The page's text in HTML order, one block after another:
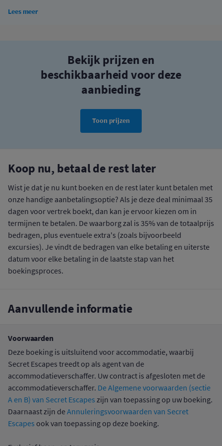
Lees meer
Bekijk prijzen en
beschikbaarheid voor deze
aanbieding
Toon prijzen
Koop nu, betaal de rest later
Wist je dat je nu kunt boeken en de rest later kunt betalen met
onze handige aanbetalingsoptie? Als je deze deal minimaal 35
dagen voor vertrek boekt, dan kan je ervoor kiezen om in
termijnen te betalen. De waarborg zal is 35% van de totaalprijs
bedragen, plus eventuele extra's (zoals bijvoorbeeld
excursies). Je vindt de bedragen van elke betaling en uiterste
datum voor elke betaling in de laatste stap van het
boekingsproces.
Aanvullende informatie
Voorwaarden
Deze boeking is uitsluitend voor accommodatie, waarbij
Secret Escapes treedt op als agent van de
accommodatieverschaffer. Uw contract is afgesloten met de
accommodatieverschaffer. De Algemene voorwaarden (sectie
A en B) van Secret Escapes zijn van toepassing op uw boeking.
Daarnaast zijn deAnnuleringsvoorwaarden van Secret
Escapes ook van toepassing op deze boeking.